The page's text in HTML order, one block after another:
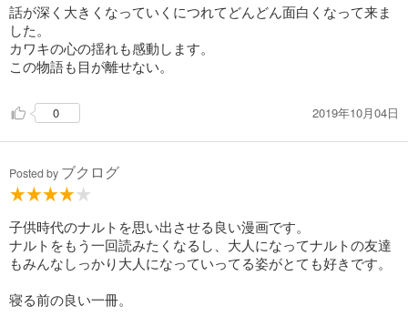
完結
カート
あらすじを表示する
カート
話が深く大きくなっていくにつれてどんどん面白くなって来ま
した。
カワキの心の揺れも感動します。
この物語も目が離せない。
0 2019年10月04日
Posted by ブクログ
子供時代のナルトを思い出させる良い漫画です。
ナルトをもう一回読みたくなるし、大人になってナルトの友達
もみんなしっかり大人になっていってる姿がとても好きです。
寝る前の良い一冊。